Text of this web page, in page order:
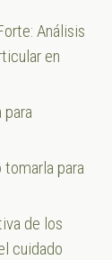
Análisis
en
para
de los
cuidado